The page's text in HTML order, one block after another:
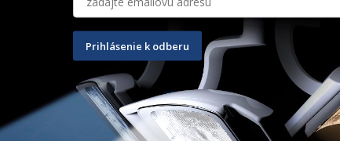
Vitaplex 24 mm Transparent
PRIDAŤ DO KOŠÍKA
Biocetal 25 mm M A3
9 ks
55,40€
PRIDAŤ DO KOŠÍKA
Prihlásenie k odberu